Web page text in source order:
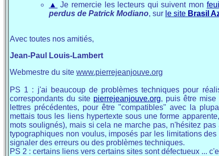
▲
Je remercie les lecteurs qui suivent mon
perdus de Patrick Modiano, sur le site Brasil
Avec toutes nos amitiés,
Jean-Paul Louis-Lambert
Webmestre du site www.pierrejeanjouve.org
PS 1 : j'ai beaucoup de problèmes techniques pour
correspondants du site pierrejeanjouve.org, puis être
lettres précédentes, pour être "compatibles" avec la
mettais tous les liens hypertextesous une forme
mots soulignés), mais si cela ne marche pas, n'hésitez
typographiques non voulus, imposés par les limitations
signaler des erreurs ou des problèmes techniques.
PS 2 : certains liens vers certains sites sont défectueux ...